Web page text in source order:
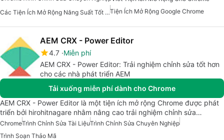
Các Tiện Ích Mở Rộng Năng Suất Tốt Nhất Cho ChromeTiện Ích Mở Rộng Google Chrome
AEM CRX - Power Editor
4.7 Miễn phí
AEM CRX - Power Editor: Trải nghiệm chỉnh sửa tốt hơn
cho các nhà phát triển AEM
Tải xuống miễn phí dành cho Chrome
AEM CRX - Power Editor là một tiện ích mở rộng Chrome được phát
triển bởi hirohitnagare nhằm nâng cao trải nghiệm chỉnh sửa…
ChromeTrình Chỉnh Sửa Tài LiệuTrình Chỉnh Sửa Chuyên Nghiệp
Trình Soạn Thảo Mã